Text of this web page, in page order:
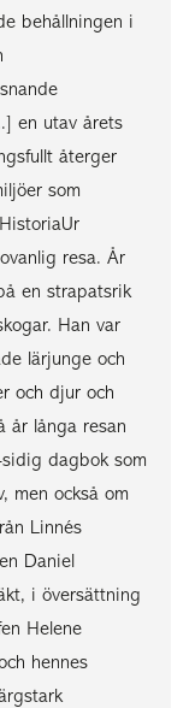
behållningen i
en utav årets
återger
som
resa. År
en strapatsrik
Han var
lärjunge och
och djur och
år långa resan
dagbok som
men också om
Linnés
Daniel
i översättning
Helene
hennes